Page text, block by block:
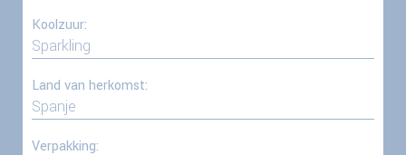
Koolzuur:
Sparkling
Land van herkomst:
Spanje
Verpakking: